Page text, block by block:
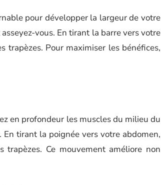
pour développer la largeur de votre
vous. En tirant la barre vers votre
trapèzes. Pour maximiser les bénéfices,
en profondeur les muscles du milieu du
tirant la poignée vers votre abdomen,
Ce mouvement améliore non